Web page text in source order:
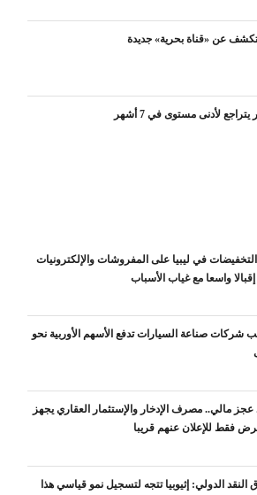
عن «قناة بحرية» جديدة
يتراجع لأدنى مستوى في 7 أشهر
في ليبيا على المفروشات والإلكترونيات
واسعا مع غياب الأسباب
شركات صناعة السيارات تدفع الأسهم الأوربية نحو
عجز مالي.. مصرف الإدخار والإستثمار العقاري يجهز
النقد الدولي: إثيوبيا تتجه لتسجيل نمو قياسي هذا